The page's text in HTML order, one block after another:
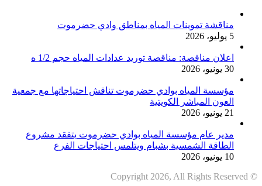
مناقشة تموينات المياه بمناطق وادي حضرموت
5 يوليو، 2026
اعلان مناقصة: مناقصة توريد عدادات المياه حجم 1/2 ه
30 يونيو، 2026
مؤسسة المياه بوادي حضرموت تناقش احتياجاتها مع جمعية
العون المباشر الكويتية
21 يونيو، 2026
مدير عام مؤسسة المياه بوادي حضرموت يتفقد مشروع
الطاقة الشمسية بشبام ويتلمس احتياجات الفرع
10 يونيو، 2026
© Copyright 2026, All Rights Reserved